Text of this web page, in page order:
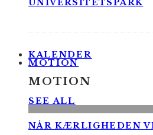
UNIVERSITETSPARK
KALENDER
MOTION
MOTION
SEE ALL
NÅR KÆRLIGHEDEN